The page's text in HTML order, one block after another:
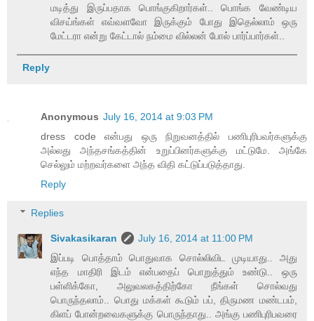
மடித்து இருப்பதாக பொங்குகிறார்கள்.. பொங்க வேண்டிய
விசய்ங்கள் எவ்வளவோ இருக்கும் போது இதெல்லாம் ஒரு
மேட்டரா என்று கேட்டால் நம்மை வில்லன் போல் பார்ப்பார்கள்..
Reply
Anonymous July 16, 2014 at 9:03 PM
dress code என்பது ஒரு நிறுவனத்தில் பணிபுரிபவர்களுக்கு
அல்லது அந்தசங்கத்தின் உறுப்பினர்களுக்கு மட்டுமே. அங்கே
செல்லும் மற்றவர்களை அந்த விதி கட்டுப்படுத்தாது.
Reply
Replies
Sivakasikaran
July 16, 2014 at 11:00 PM
இப்படி பொத்தாம் பொதுவாக சொல்லிவிட முடியாது.. அது
எந்த மாதிரி இடம் என்பதைப் பொறுத்தும் உண்டு.. ஒரு
பள்ளிக்கோ, அலுவலகத்திற்கோ நீங்கள் சொல்வது
பொருந்தலாம்.. பொது மக்கள் கூடும் பப், திருமண மண்டபம்,
கிளப் போன்றவைகளுக்கு பொருந்தாது.. அங்கு பணிபுரிபவரை